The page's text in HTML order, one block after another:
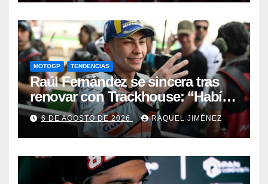
MOTOGP TENDENCIAS
Raúl Fernández se sincera tras
renovar con Trackhouse: “Había
carreras en las que no gestioné
bien la situación”
6 DE AGOSTO DE 2026 RAQUEL JIMÉNEZ